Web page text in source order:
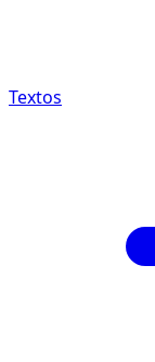
Textos